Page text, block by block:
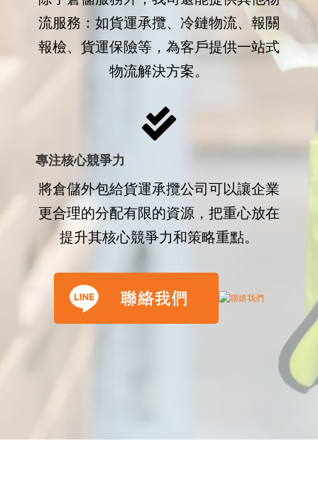
流服務：如貨運承攬、冷鏈物流、報關
報檢、貨運保險等，為客戶提供一站式
物流解決方案。
專注核心競爭力
將倉儲外包給貨運承攬公司可以讓企業
更合理的分配有限的資源，把重心放在
提升其核心競爭力和策略重點。